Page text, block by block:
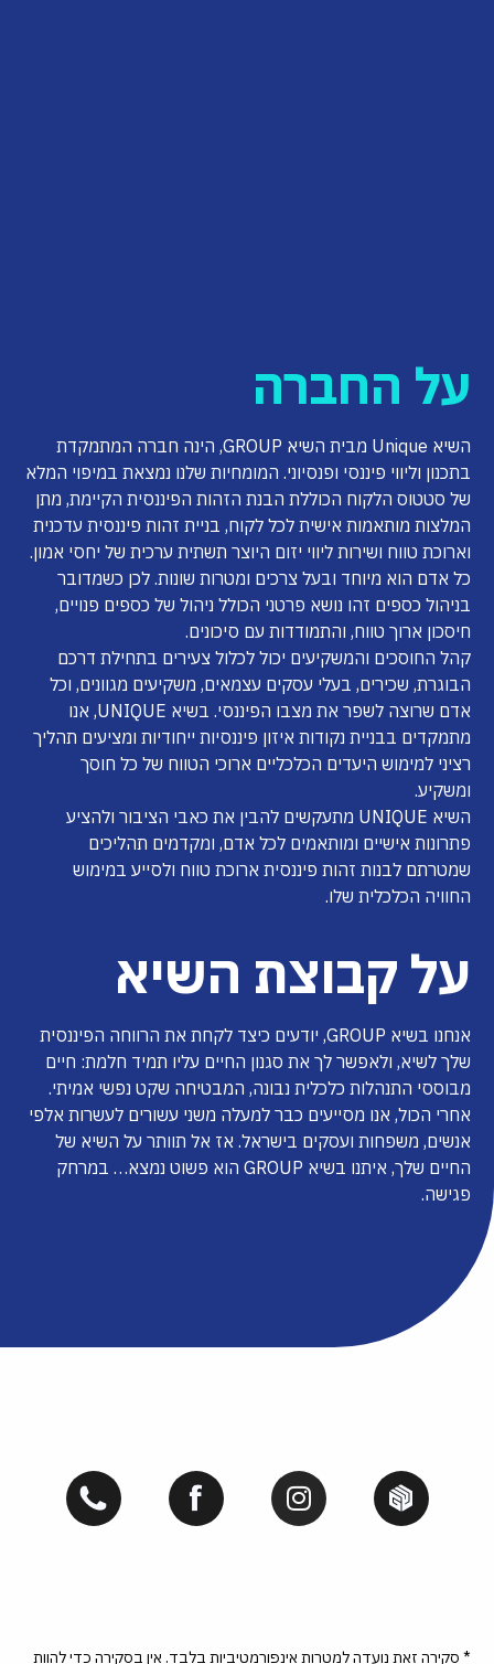
על החברה
השיא Unique מבית השיא GROUP, הינה חברה המתמקדת
בתכנון וליווי פיננסי ופנסיוני. המומחיות שלנו נמצאת במיפוי המלא
של סטטוס הלקוח הכוללת הבנת הזהות הפיננסית הקיימת, מתן
המלצות מותאמות אישית לכל לקוח, בניית זהות פיננסית עדכנית
וארוכת טווח ושירות ליווי יזום היוצר תשתית ערכית של יחסי אמון.
כל אדם הוא מיוחד ובעל צרכים ומטרות שונות. לכן כשמדובר
בניהול כספים זהו נושא פרטני הכולל ניהול של כספים פנויים,
חיסכון ארוך טווח, והתמודדות עם סיכונים.
קהל החוסכים והמשקיעים יכול לכלול צעירים בתחילת דרכם
הבוגרת, שכירים, בעלי עסקים עצמאים, משקיעים מגוונים, וכל
אדם שרוצה לשפר את מצבו הפיננסי. בשיא UNIQUE, אנו
מתמקדים בבניית נקודות איזון פיננסיות ייחודיות ומציעים תהליך
רציני למימוש היעדים הכלכליים ארוכי הטווח של כל חוסך
ומשקיע.
השיא UNIQUE מתעקשים להבין את כאבי הציבור ולהציע
פתרונות אישיים ומותאמים לכל אדם, ומקדמים תהליכים
שמטרתם לבנות זהות פיננסית ארוכת טווח ולסייע במימוש
החוויה הכלכלית שלו.
על קבוצת השיא
אנחנו בשיא GROUP, יודעים כיצד לקחת את הרווחה הפיננסית
שלך לשיא, ולאפשר לך את סגנון החיים עליו תמיד חלמת: חיים
מבוססי התנהלות כלכלית נבונה, המבטיחה שקט נפשי אמיתי.
אחרי הכול, אנו מסייעים כבר למעלה משני עשורים לעשרות אלפי
אנשים, משפחות ועסקים בישראל. אז אל תוותר על השיא של
החיים שלך, איתנו בשיא GROUP הוא פשוט נמצא… במרחק
פגישה.
* סקירה זאת נועדה למטרות אינפורמטיביות בלבד. אין בסקירה כדי להוות